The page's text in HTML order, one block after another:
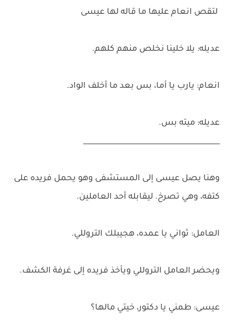
لتقص انعام عليها ما قاله لها عيسى
عديله: يلا خلينا نخلص منهم كلهم.
انعام: يارب يا أما، بس بعد ما أخلف الواد.
عديله: ميته بس.
______________________________________
وهنا يصل عيسى إلى المستشفى وهو يحمل فريده على
كتفه، وهي تصرخ. ليقابله أحد العاملين.
العامل: ثواني يا عمده، هجيبلك التروللي.
ويحضر العامل التروللي ويأخذ فريده إلى غرفة الكشف.
عيسى: طمني يا دكتور، خيتي مالها؟